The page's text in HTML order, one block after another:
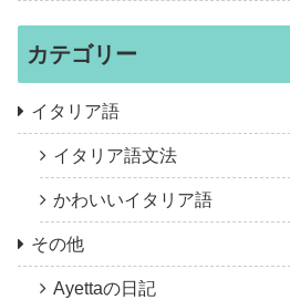
カテゴリー
イタリア語
イタリア語文法
かわいいイタリア語
その他
Ayettaの日記